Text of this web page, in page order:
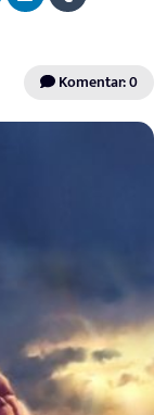
Komentar: 0